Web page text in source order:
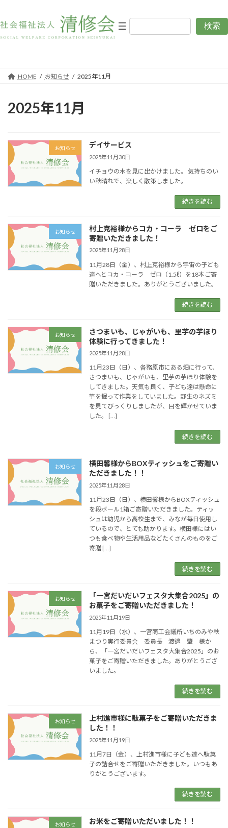
テ
ン
ゲ
ー
検索
お知らせ
HOME お知らせ 2025年11月
2025年11月
お知らせ デイサービス
2025年11月30日
イチョウの木を見に出かけました。 気持ちのい
い秋晴れで、楽しく散策しました。
続きを読む
お知らせ
村上克裕様からコカ・コーラ ゼロをご
寄贈いただきました！
2025年11月28日
11月28日（金）、村上克裕様から宇宙の子ども
達へとコカ・コーラ ゼロ（1.5ℓ）を18本ご寄
贈いただきました。ありがとうございました。
続きを読む
お知らせ
さつまいも、じゃがいも、里芋の芋ほり
体験に行ってきました！
2025年11月28日
11月23日（日）、各務原市にある畑に行って、
さつまいも、じゃがいも、里芋の芋ほり体験を
してきました。天気も良く、子ども達は懸命に
芋を掘って作業をしていました。野生のネズミ
を見てびっくりしましたが、目を輝かせていま
した。 […]
続きを読む
お知らせ
横田馨様からBOXティッシュをご寄贈い
ただきました！！
2025年11月28日
11月23日（日）、横田馨様からBOXティッシュ
を段ボール1箱ご寄贈いただきました。ティッ
シュは幼児から高校生まで、みなが毎日使用し
ているので、とても助かります。横田様にはい
つも食べ物や生活用品などたくさんのものをご
寄贈 […]
続きを読む
お知らせ
「一宮だいだいフェスタ大集合2025」の
お菓子をご寄贈いただきました！
2025年11月19日
11月19日（水）、一宮商工会議所いちのみや秋
まつり実行委員会 委員長 渡邉 肇 様か
ら、「一宮だいだいフェスタ大集合2025」のお
菓子をご寄贈いただきました。ありがとうござ
いました。
続きを読む
お知らせ
上村進市様に駄菓子をご寄贈いただきま
した！！
2025年11月19日
11月7日（金）、上村進市様に子ども達へ駄菓
子の詰合せをご寄贈いただきました。いつもあ
りがとうございます。
続きを読む
お知らせ お米をご寄贈いただいました！！